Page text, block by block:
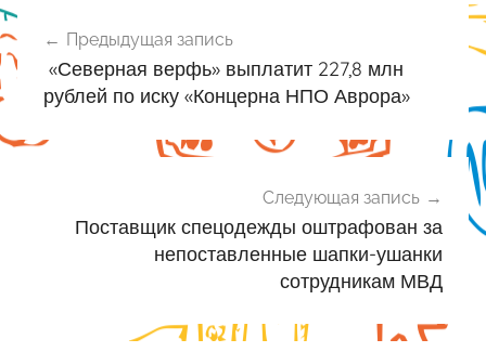
Навигация
по
записям
Предыдущая запись
«Северная верфь» выплатит 227,8 млн
рублей по иску «Концерна НПО Аврора»
Следующая запись
Поставщик спецодежды оштрафован за
непоставленные шапки-ушанки
сотрудникам МВД